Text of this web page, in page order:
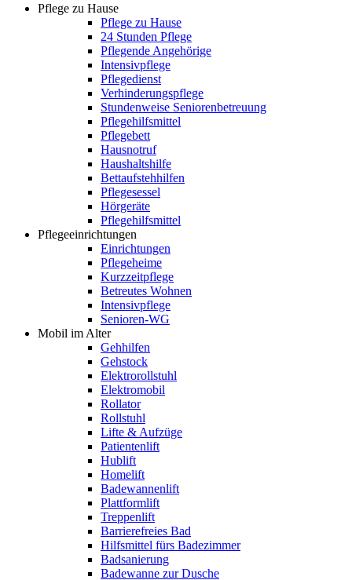
Pflege zu Hause
Pflege zu Hause
24 Stunden Pflege
Pflegende Angehörige
Intensivpflege
Pflegedienst
Verhinderungspflege
Stundenweise Seniorenbetreuung
Pflegehilfsmittel
Pflegebett
Hausnotruf
Haushaltshilfe
Bettaufstehhilfen
Pflegesessel
Hörgeräte
Pflegehilfsmittel
Pflegeeinrichtungen
Einrichtungen
Pflegeheime
Kurzzeitpflege
Betreutes Wohnen
Intensivpflege
Senioren-WG
Mobil im Alter
Gehhilfen
Gehstock
Elektrorollstuhl
Elektromobil
Rollator
Rollstuhl
Lifte & Aufzüge
Patientenlift
Hublift
Homelift
Badewannenlift
Plattformlift
Treppenlift
Barrierefreies Bad
Hilfsmittel fürs Badezimmer
Badsanierung
Badewanne zur Dusche